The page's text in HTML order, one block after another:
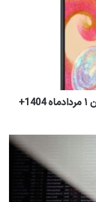
قیمت گوشی سامسونگ، شیائومی و آیفون ۱ مردادماه 1404+